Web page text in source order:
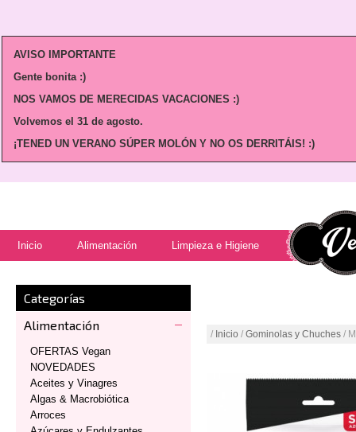
AVISO IMPORTANTE
Gente bonita :)
NOS VAMOS DE MERECIDAS VACACIONES :)
Volvemos el 31 de agosto.
¡TENED UN VERANO SÚPER MOLÓN Y NO OS DERRITÁIS! :)
Inicio Alimentación Limpieza e Higiene
Categorías
Alimentación
OFERTAS Vegan
NOVEDADES
Aceites y Vinagres
Algas & Macrobiótica
Arroces
/ Inicio / Gominolas y Chuches /